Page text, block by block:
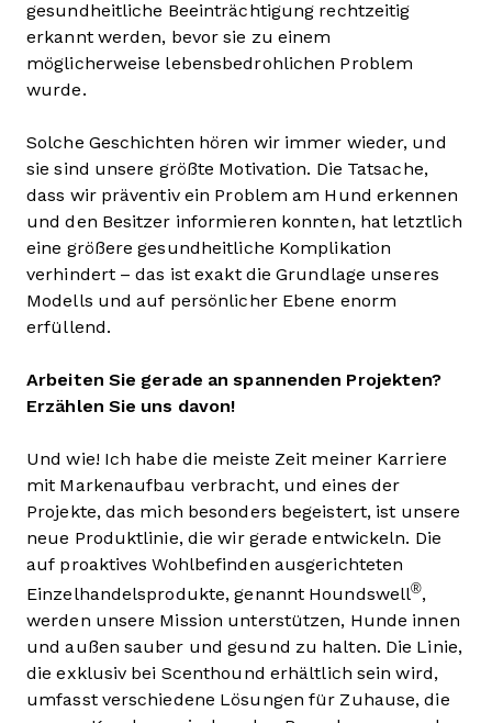
gesundheitliche Beeinträchtigung rechtzeitig
erkannt werden, bevor sie zu einem
möglicherweise lebensbedrohlichen Problem
wurde.
Solche Geschichten hören wir immer wieder, und
sie sind unsere größte Motivation. Die Tatsache,
dass wir präventiv ein Problem am Hund erkennen
und den Besitzer informieren konnten, hat letztlich
eine größere gesundheitliche Komplikation
verhindert – das ist exakt die Grundlage unseres
Modells und auf persönlicher Ebene enorm
erfüllend.
Arbeiten Sie gerade an spannenden Projekten?
Erzählen Sie uns davon!
Und wie! Ich habe die meiste Zeit meiner Karriere
mit Markenaufbau verbracht, und eines der
Projekte, das mich besonders begeistert, ist unsere
neue Produktlinie, die wir gerade entwickeln. Die
auf proaktives Wohlbefinden ausgerichteten
Einzelhandelsprodukte, genannt Houndswell®,
werden unsere Mission unterstützen, Hunde innen
und außen sauber und gesund zu halten. Die Linie,
die exklusiv bei Scenthound erhältlich sein wird,
umfasst verschiedene Lösungen für Zuhause, die